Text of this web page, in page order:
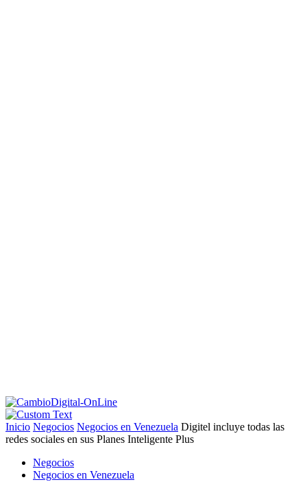
Inicio Negocios Negocios en Venezuela Digitel incluye todas las
redes sociales en sus Planes Inteligente Plus
Negocios
Negocios en Venezuela